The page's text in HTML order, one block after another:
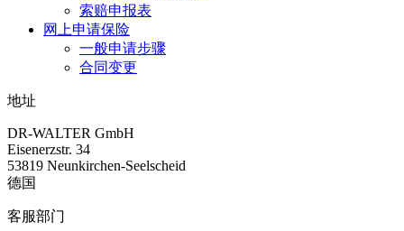
索赔申报表
网上申请保险
一般申请步骤
合同变更
地址
DR-WALTER GmbH
Eisenerzstr. 34
53819 Neunkirchen-Seelscheid
德国
客服部门